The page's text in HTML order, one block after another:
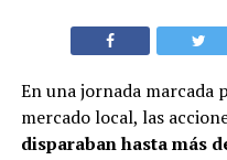
En una jornada
mercado local, las
disparaban hasta más